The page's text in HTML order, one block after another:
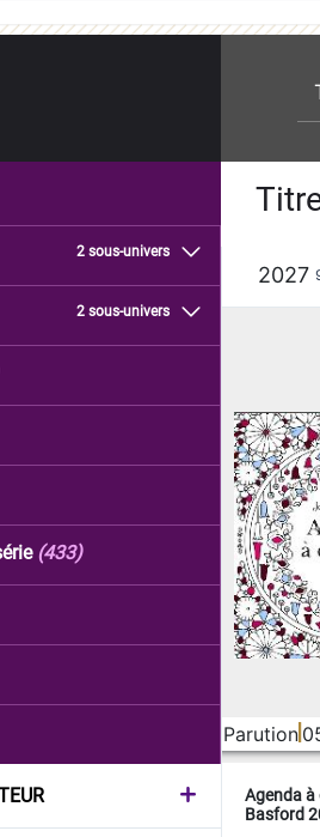
2 sous-univers
2 sous-univers
(433)
2027
Parution
Agenda
Basford